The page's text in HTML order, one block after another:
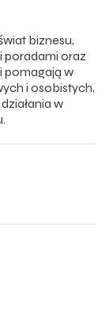
biznesu,
poradami oraz
pomagają w
i osobistych,
w